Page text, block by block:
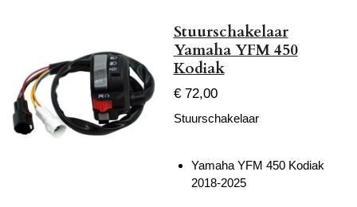
Stuurschakelaar
Yamaha YFM 450
Kodiak
€ 72,00
Stuurschakelaar
Yamaha YFM 450 Kodiak
2018-2025